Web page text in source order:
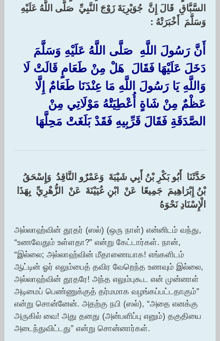
السَّبَّاقِ ‏ ‏قَالَ إِنَّ ‏ ‏جُوَيْرِيَةَ زَوْجَ النَّبِيِّ ‏ ‏صَلَّى اللَّهُ عَلَيْهِ
وَسَلَّمَ ‏ ‏أَخْبَرَتْهُ :‏
‏أَنَّ رَسُولَ اللَّهِ ‏ ‏صَلَّى اللَّهُ عَلَيْهِ وَسَلَّمَ ‏
‏دَخَلَ عَلَيْهَا فَقَالَ ‏ ‏هَلْ مِنْ طَعَامٍ قَالَتْ لَا
وَاللَّهِ يَا رَسُولَ اللَّهِ مَا عِنْدَنَا طَعَامٌ إِلَّا
عَظْمٌ مِنْ شَاةٍ أُعْطِيَتْهُ مَوْلَاتِي مِنْ
الصَّدَقَةِ فَقَالَ قَرِّبِيهِ فَقَدْ بَلَغَتْ مَحِلَّهَا ‏
‏حَدَّثَنَا ‏ ‏أَبُو بَكْرِ بْنُ أَبِي شَيْبَةَ ‏ ‏وَعَمْرٌو النَّاقِدُ ‏ ‏وَإِسْحَقُ
بْنُ إِبْرَاهِيمَ ‏ ‏جَمِيعًا ‏ ‏عَنْ ‏ ‏ابْنِ عُيَيْنَةَ ‏ ‏عَنْ ‏ ‏الزُّهْرِيِّ ‏ ‏بِهَذَا
الْإِسْنَادِ نَحْوَهُ
அல்லாஹ்வின் தூதர் (ஸல்) (ஒரு நாள்) என்னிடம் வந்து,
“உணவேதும் உள்ளதா?” என்று கேட்டார்கள். நான்,
“இல்லை; அல்லாஹ்வின் மீதாணையாக! எங்களிடம்
ஆட்டின் ஓர் எலும்பைத் தவிர வேறெந்த உணவும் இல்லை,
அல்லாஹ்வின் தூதரே! அந்த எலும்புகூட என் முன்னாள்
அடிமைப் பெண்ணுக்குத் தர்மமாக வழங்கப்பட்டதாகும்”
என்று சொன்னேன். அதற்கு நபி (ஸல்), “அதை எனக்கு
அருகில் வை! அது தனது (அன்பளிப்பு எனும்) தகுதியை
அடைந்துவிட்டது” என்று சொன்னார்கள்.